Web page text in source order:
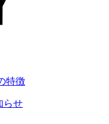
特徴
らせ